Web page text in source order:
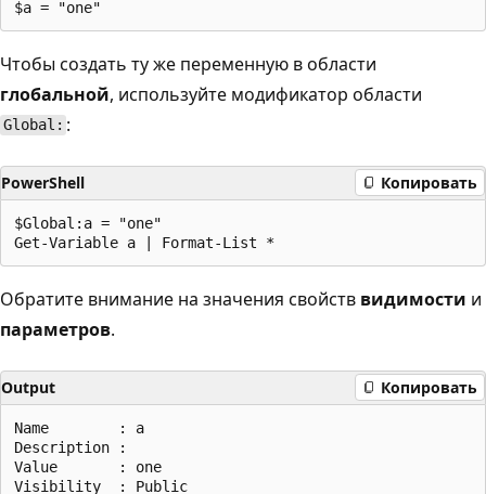
Чтобы создать ту же переменную в области
глобальной, используйте модификатор области
Global: :
PowerShell Копировать
$Global:a = "one"
Обратите внимание на значения свойств видимости и
параметров.
Output Копировать
Name        : a
Description :
Value       : one
Visibility  : Public